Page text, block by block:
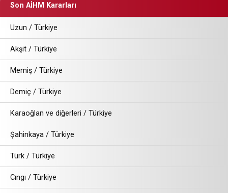
Son AİHM Kararları
Uzun / Türkiye
Akşit / Türkiye
Memiş / Türkiye
Demiç / Türkiye
Karaoğlan ve diğerleri / Türkiye
Şahinkaya / Türkiye
Türk / Türkiye
Cıngı / Türkiye